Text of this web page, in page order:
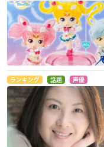
ランキング 話題 声優